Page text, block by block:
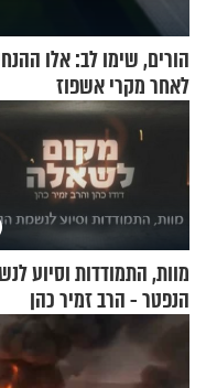
הורים, שימו לב: אלו
לאחר מקרי אשפוז
מוות, התמודדות וסיוע
הנפטר - הרב זמיר כהן